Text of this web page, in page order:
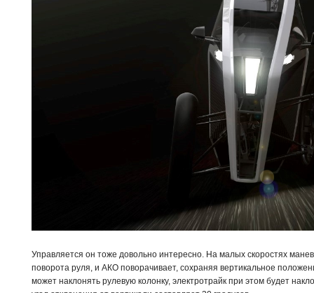
Управляется он тоже довольно интересно. На малых скоростях
поворота руля, и АКО поворачивает, сохраняя вертикальное
может наклонять рулевую колонку, электротрайк при этом будет